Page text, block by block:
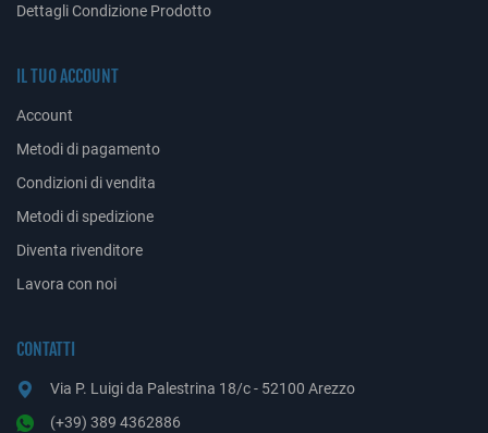
Dettagli Condizione Prodotto
IL TUO ACCOUNT
Account
Metodi di pagamento
Condizioni di vendita
Metodi di spedizione
Diventa rivenditore
Lavora con noi
CONTATTI
Via P. Luigi da Palestrina 18/c - 52100 Arezzo
(+39) 389 4362886